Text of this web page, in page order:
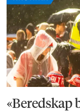
«Beredskap